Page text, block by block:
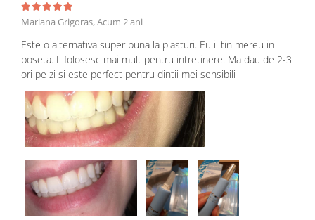
Mariana Grigoras,Acum 2 ani
Este o alternativa super buna la plasturi. Eu il tin mereu in
poseta. Il folosesc mai mult pentru intretinere. Ma dau de 2-3
ori pe zi si este perfect pentru dintii mei sensibili